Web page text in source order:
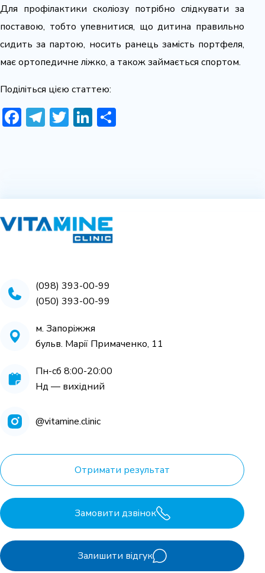
Для профілактики сколіозу потрібно слідкувати за
поставою, тобто упевнитися, що дитина правильно
сидить за партою, носить ранець замість портфеля,
має ортопедичне ліжко, а також займається спортом.
Поділіться цією статтею:
Facebook
Telegram
TwitterLinkedIn
(098) 393-00-99
(050) 393-00-99
м. Запоріжжя
бульв. Марії Примаченко, 11
Пн-cб 8:00-20:00
Нд — вихідний
@vitamine.clinic
Отримати результат
Замовити дзвінок
Залишити відгук